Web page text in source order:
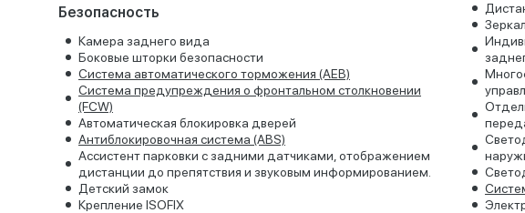
Безопасность
Камера заднего вида
Боковые шторки безопасности
Система автоматического торможения (AEB)
Система предупреждения о фронтальном столкновении
(FCW)
Автоматическая блокировка дверей
Антиблокировочная система (ABS)
Ассистент парковки с задними датчиками, отображением
дистанции до препятствия и звуковым информированием.
Детский замок
Крепление ISOFIX